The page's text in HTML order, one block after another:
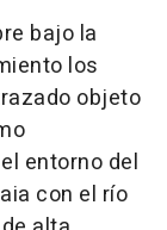
bajo la
los
objeto
entorno del
con el río